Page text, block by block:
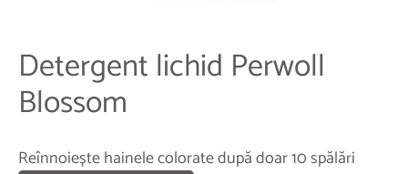
Detergent lichid Perwoll
Blossom
Reînnoiește hainele colorate după doar 10 spălări